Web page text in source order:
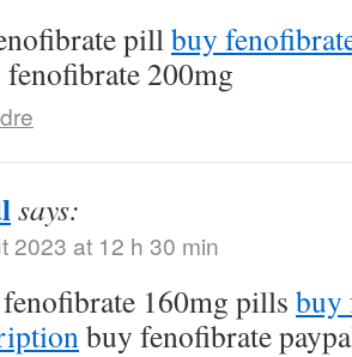
pillbuy
fenofibrate 200mg
says:
2023 at 12 h 30 min
160mg pills buy
buy fenofibrate